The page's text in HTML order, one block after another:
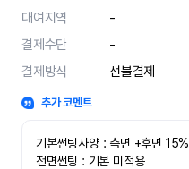
대여지역
-
결제수단
-
결제방식
선불결제
추가 코멘트
기본썬팅사양 : 측면 +후면 15%
전면썬팅 : 기본 미적용